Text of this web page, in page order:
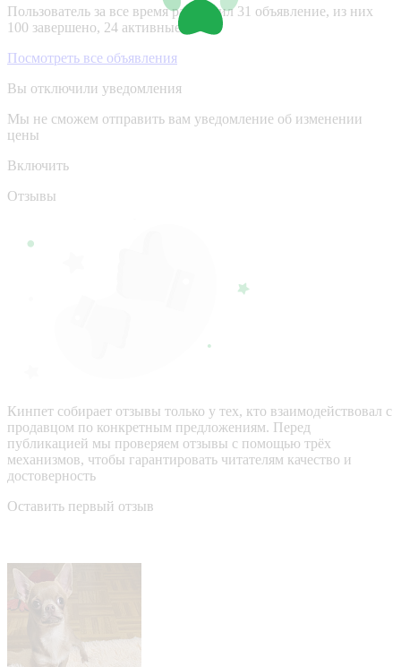
Пользователь за все время разместил 31 объявление, из них
100 завершено, 24 активные.
Посмотреть все объявления
Вы отключили уведомления
Мы не сможем отправить вам уведомление об изменении
цены
Включить
Отзывы
Кинпет собирает отзывы только у тех, кто взаимодействовал с
продавцом по конкретным предложениям. Перед
публикацией мы проверяем отзывы с помощью трёх
механизмов, чтобы гарантировать читателям качество и
достоверность
Оставить первый отзыв